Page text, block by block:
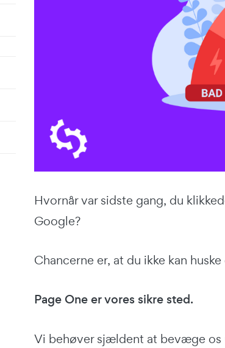
Hvornår var sidste gang, du
Google?
Chancerne er, at du ikke kan
Page One er vores sikre sted.
Vi behøver sjældent at bevæge os